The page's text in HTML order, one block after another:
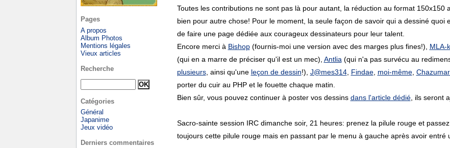
Toutes les contributions ne sont pas là pour autant, la réduction au format 150x150
bien pour autre chose! Pour le moment, la seule façon de savoir qui a dessiné
de faire une page dédiée aux courageux dessinateurs pour leur talent.
Encore merci à Bishop(fournis-moi une version avec des marges plus fines!), MLA-
(qui en a marre de préciser qu'il est un mec), Antlia (qui n'a pas survécu au
plusieurs, ainsi qu'une leçon de dessin!), J@mes314, Findae, moi-même,
porter du cuir au PHP et le fouette chaque matin.
Bien sûr, vous pouvez continuer à poster vos dessins dans l'article dédié, ils seront
Sacro-sainte session IRC dimanche soir, 21 heures: prenez la pilule rouge et
toujours cette pilule rouge mais en passant par le menu à gauche après avoir entré
Pages
A propos
Album Photos
Mentions légales
Vieux articles
Recherche
Catégories
Général
Japanime
Jeux vidéo
Derniers commentaires